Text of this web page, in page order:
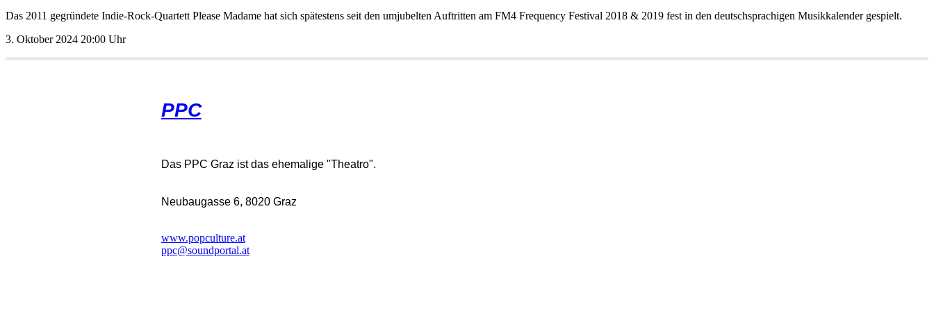
Das2011gegründeteIndie-Rock-QuartettPleaseMadamehatsichspätestensseitdenumjubeltenAuftrittenamFM4FrequencyFestival2018&2019festindendeutschsprachigenMusikkalendergespielt.
3.Oktober202420:00Uhr
PPC
DasPPCGrazistdasehemalige"Theatro".
Neubaugasse6,8020Graz
www.popculture.at
ppc@soundportal.at